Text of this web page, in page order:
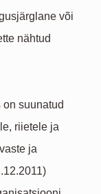
või
nähtud
suunatud
riietele ja
ja